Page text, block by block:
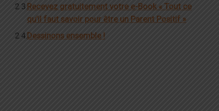
Recevez gratuitement votre e-Book « Tout ce
qu’il faut savoir pour être un Parent Positif »
Dessinons ensemble !